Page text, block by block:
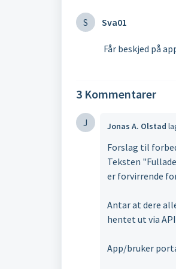
S Sva01
Får beskjed på
3 Kommentarer
J Jonas A. Olstad
Forslag til
Teksten
er forvirrende
Antar at dere
hentet ut via
App/bruker